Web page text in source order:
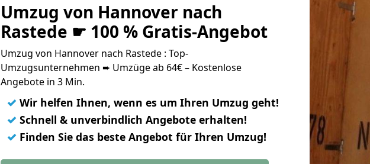
Umzug von Hannover nach
Rastede ☛ 100 % Gratis-Angebot
Umzug von Hannover nach Rastede : Top-
Umzugsunternehmen ➨ Umzüge ab 64€ – Kostenlose
Angebote in 3 Min.
✓ Wir helfen Ihnen, wenn es um Ihren Umzug geht!
✓ Schnell & unverbindlich Angebote erhalten!
✓ Finden Sie das beste Angebot für Ihren Umzug!